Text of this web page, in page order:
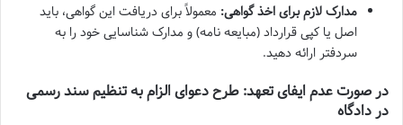
مدارک لازم برای اخذ گواهی: معمولاً برای دریافت این گواهی، باید
اصل یا کپی قرارداد (مبایعه نامه) و مدارک شناسایی خود را به
سردفتر ارائه دهید.
در صورت عدم ایفای تعهد: طرح دعوای الزام به تنظیم سند رسمی
در دادگاه